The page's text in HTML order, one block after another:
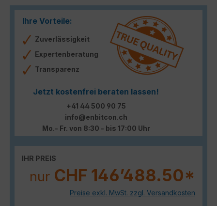
Ihre Vorteile:
Zuverlässigkeit
Expertenberatung
Transparenz
Jetzt kostenfrei beraten lassen!
+41 44 500 90 75
info@enbitcon.ch
Mo.- Fr. von 8:30 - bis 17:00 Uhr
IHR PREIS
nur CHF 146’488.50*
Preise exkl. MwSt. zzgl. Versandkosten